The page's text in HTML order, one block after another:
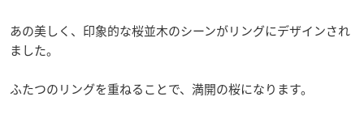
あの美しく、印象的な桜並木のシーンがリングにデザインされ
ました。
ふたつのリングを重ねることで、満開の桜になります。